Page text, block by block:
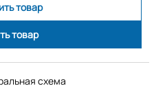
товар
товар
схема